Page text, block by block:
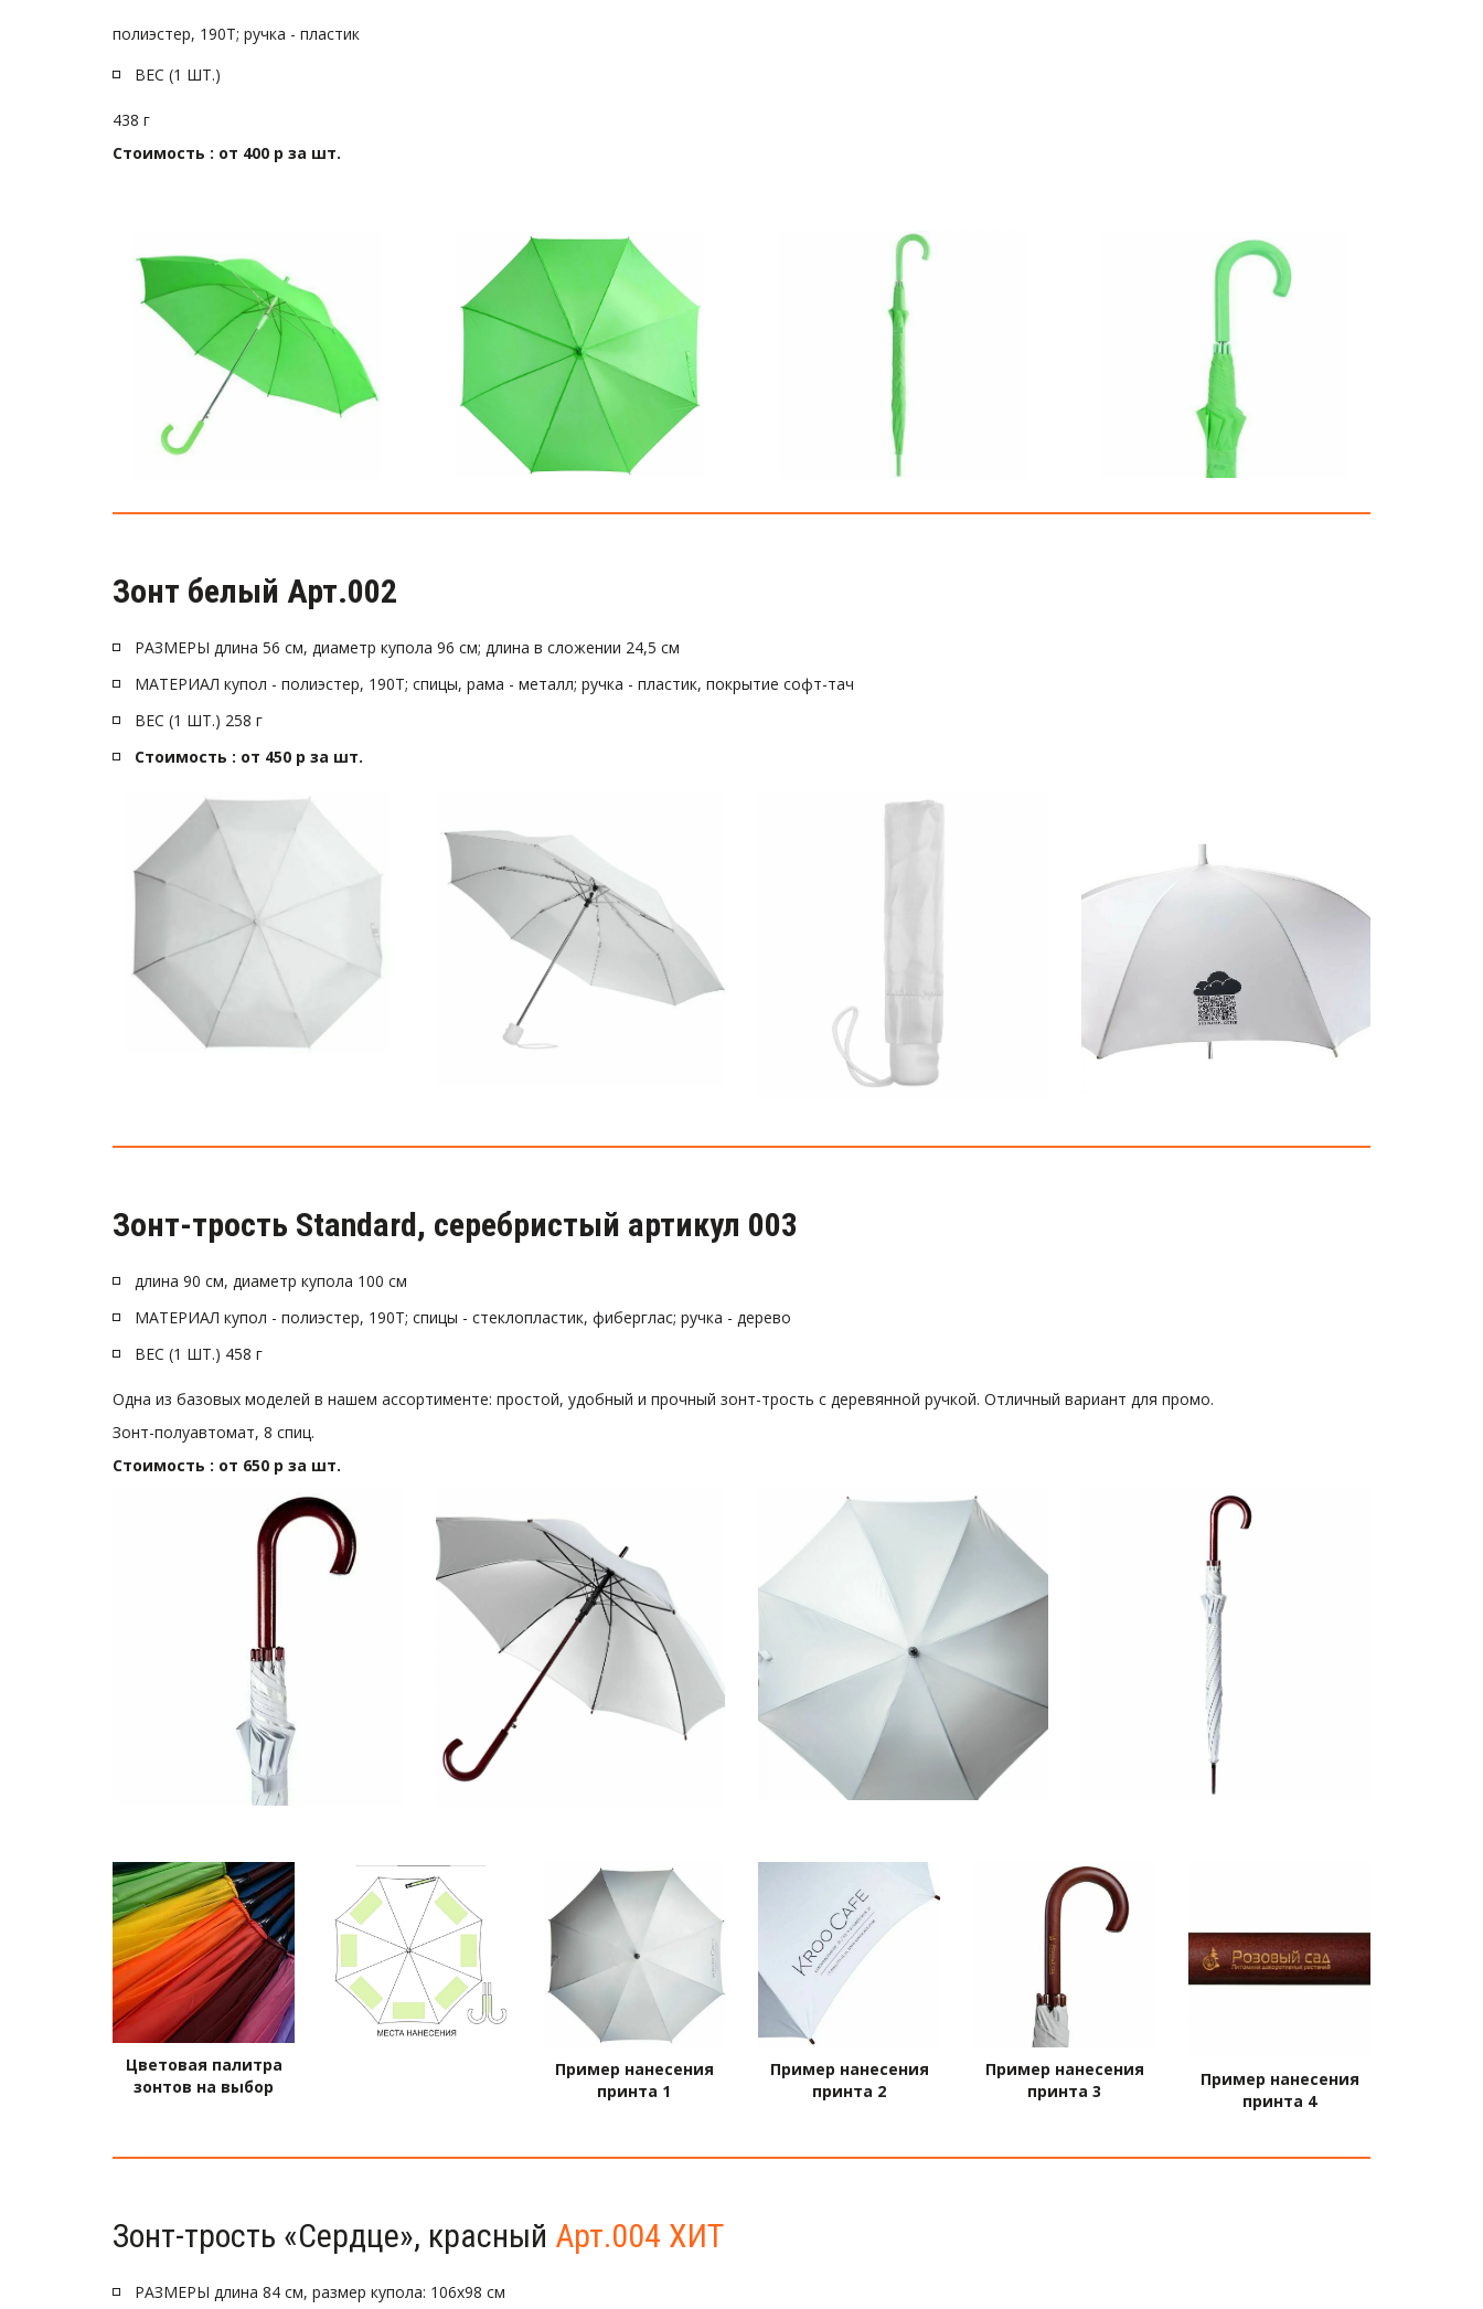
полиэстер, 190Т; ручка - пластик
ВЕС (1 ШТ.)
438 г
Стоимость : от 400 р за шт.
Зонт белый Арт.002
РАЗМЕРЫ длина 56 см, диаметр купола 96 см; длина в сложении 24,5 см
МАТЕРИАЛ купол - полиэстер, 190T; спицы, рама - металл; ручка - пластик, покрытие софт-тач
ВЕС (1 ШТ.) 258 г
Стоимость : от 450 р за шт.
Зонт-трость Standard, серебристый артикул 003
длина 90 см, диаметр купола 100 см
МАТЕРИАЛ купол - полиэстер, 190T; спицы - стеклопластик, фиберглас; ручка - дерево
ВЕС (1 ШТ.) 458 г
Одна из базовых моделей в нашем ассортименте: простой, удобный и прочный зонт-трость с деревянной ручкой. Отличный вариант для промо.
Зонт-полуавтомат, 8 спиц.
Стоимость : от 650 р за шт.
Цветовая палитра
зонтов на выбор
Пример нанесения
принта 1
Пример нанесения
принта 2
Пример нанесения
принта 3
Пример нанесения
принта 4
Зонт-трость «Сердце», красный Арт.004 ХИТ
РАЗМЕРЫ длина 84 см, размер купола: 106х98 см